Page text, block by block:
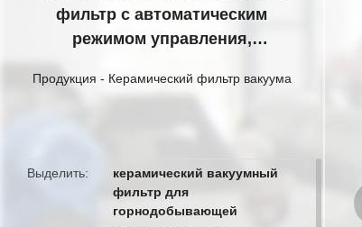
фильтр с автоматическим
режимом управления,
горнодобывающей
Продукция - Керамический фильтр вакуума
Выделить
керамический вакуумный
фильтр для
горнодобывающей